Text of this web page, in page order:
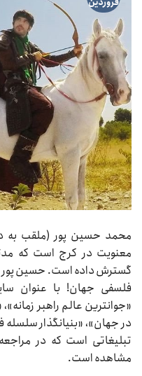
محمد حسین پور (ملقب به
معنویت در کرج است که
گسترش داده است. حسین پور
فلسفی جهان! با عنوان
«جوانترین عالم راهبر
در جهان»، «بنیانگذار
تبلیغاتی است که در
مشاهده است.